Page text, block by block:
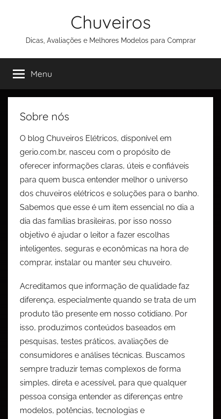
Chuveiros
Dicas, Avaliações e Melhores Modelos para Comprar
Menu
Sobre nós
O blog Chuveiros Elétricos, disponível em
gerio.com.br, nasceu com o propósito de
oferecer informações claras, úteis e confiáveis
para quem busca entender melhor o universo
dos chuveiros elétricos e soluções para o banho.
Sabemos que esse é um item essencial no dia a
dia das famílias brasileiras, por isso nosso
objetivo é ajudar o leitor a fazer escolhas
inteligentes, seguras e econômicas na hora de
comprar, instalar ou manter seu chuveiro.
Acreditamos que informação de qualidade faz
diferença, especialmente quando se trata de um
produto tão presente em nosso cotidiano. Por
isso, produzimos conteúdos baseados em
pesquisas, testes práticos, avaliações de
consumidores e análises técnicas. Buscamos
sempre traduzir temas complexos de forma
simples, direta e acessível, para que qualquer
pessoa consiga entender as diferenças entre
modelos, potências, tecnologias e